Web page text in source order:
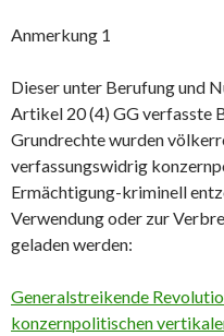
Anmerkung 1
Dieser unter Berufung und
Artikel 20 (4) GG verfasste
Grundrechte wurden
verfassungswidrig
Ermächtigung-kriminell
Verwendung oder zur
geladen werden:
Generalstreikende
konzernpolitischen